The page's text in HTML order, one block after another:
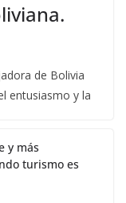
de Bolivia
entusiasmo y la
y más
turismo es